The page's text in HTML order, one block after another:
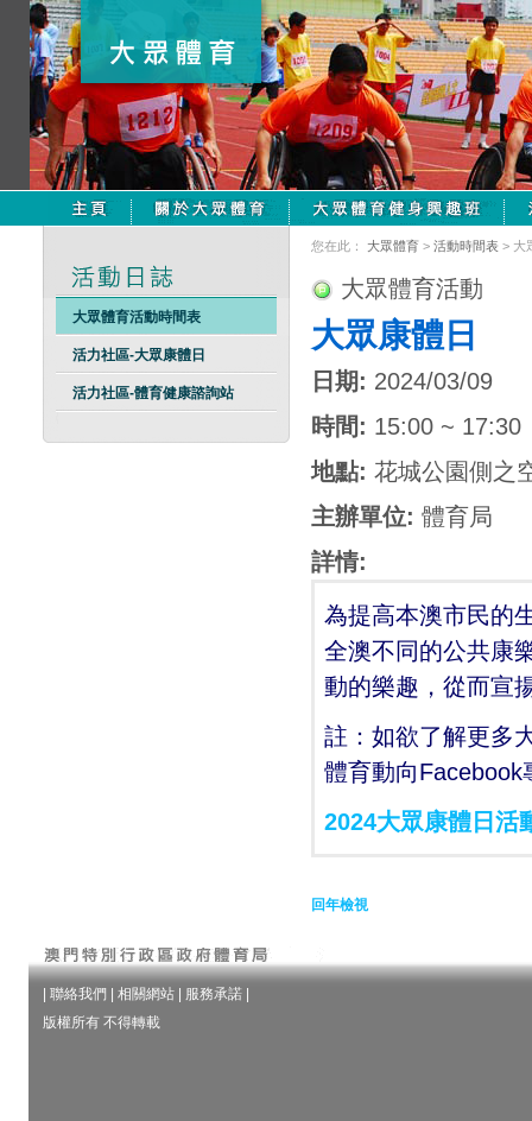
大眾體育活動時間表
活力社區-大眾康體日
活力社區-體育健康諮詢站
您在此： 大眾體育 > 活動時間表 > 大
大眾體育活動
大眾康體日
日期: 2024/03/09
時間: 15:00 ~ 17:30
地點: 花城公園側之
主辦單位: 體育局
詳情:
為提高本澳市民的
全澳不同的公共康
動的樂趣，從而宣
註：如欲了解更多
體育動向Facebook
2024大眾康體日活
回年檢視
聯絡我們 相關網站 服務承諾
版權所有 不得轉載